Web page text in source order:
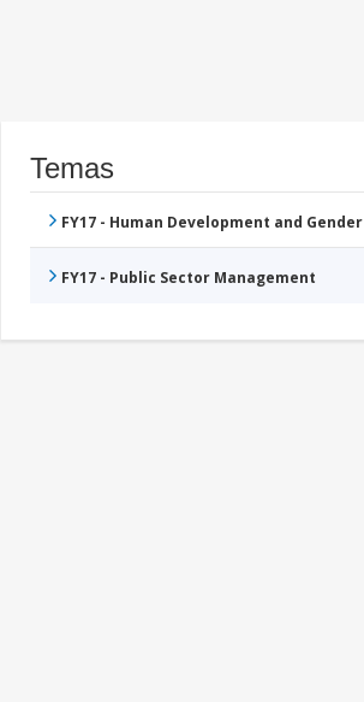
Temas
FY17 - Human Development and Gender
FY17 - Public Sector Management